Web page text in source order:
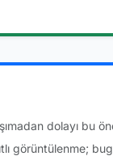
dolayı bu
görüntülenme;